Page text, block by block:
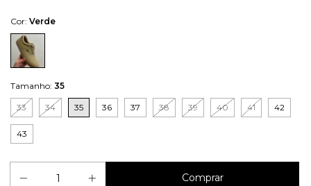
Cor: Verde
Tamanho: 35
33 34 35 36 37 38 39 40 41 42
43